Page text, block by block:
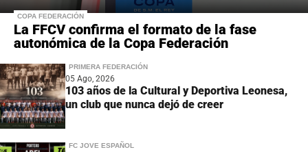
COPA FEDERACIÓN
La FFCV confirma el formato de la fase
autonómica de la Copa Federación
PRIMERA FEDERACIÓN
05 Ago, 2026
103 años de la Cultural y Deportiva Leonesa,
un club que nunca dejó de creer
FC JOVE ESPAÑOL